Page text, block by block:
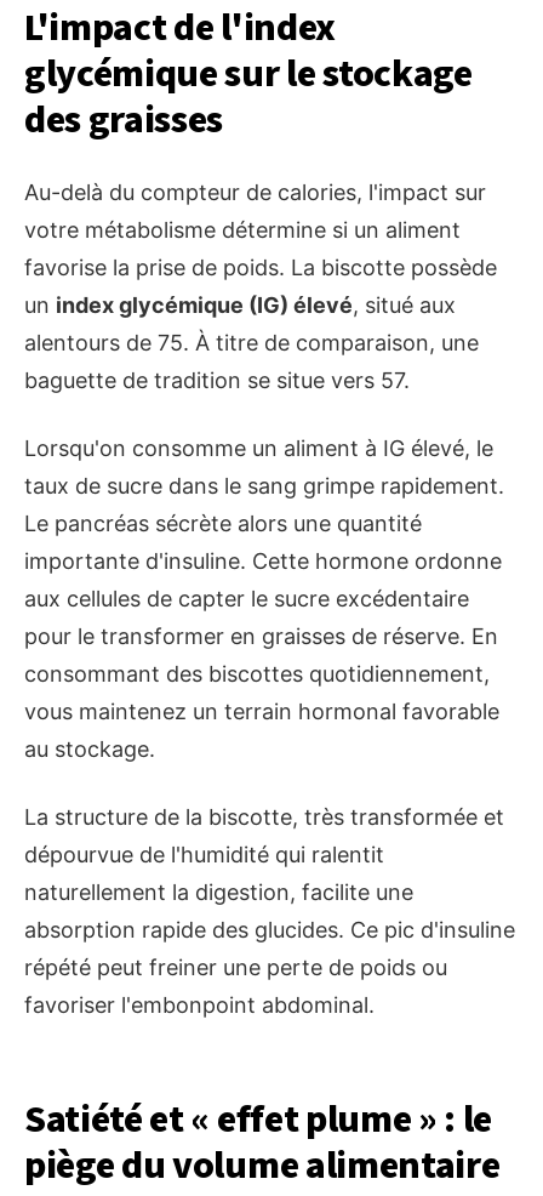
L'impact de l'index
glycémique sur le stockage
des graisses
Au-delà du compteur de calories, l'impact sur
votre métabolisme détermine si un aliment
favorise la prise de poids. La biscotte possède
un index glycémique (IG) élevé, situé aux
alentours de 75. À titre de comparaison, une
baguette de tradition se situe vers 57.
Lorsqu'on consomme un aliment à IG élevé, le
taux de sucre dans le sang grimpe rapidement.
Le pancréas sécrète alors une quantité
importante d'insuline. Cette hormone ordonne
aux cellules de capter le sucre excédentaire
pour le transformer en graisses de réserve. En
consommant des biscottes quotidiennement,
vous maintenez un terrain hormonal favorable
au stockage.
La structure de la biscotte, très transformée et
dépourvue de l'humidité qui ralentit
naturellement la digestion, facilite une
absorption rapide des glucides. Ce pic d'insuline
répété peut freiner une perte de poids ou
favoriser l'embonpoint abdominal.
Satiété et « effet plume » : le
piège du volume alimentaire